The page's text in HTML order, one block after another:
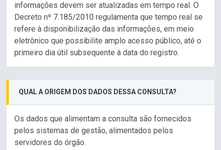
informações devem ser atualizadas em tempo real. O
Decreto nº 7.185/2010 regulamenta que tempo real se
refere à disponibilização das informações, em meio
eletrônico que possibilite amplo acesso público, até o
primeiro dia útil subsequente à data do registro.
QUAL A ORIGEM DOS DADOS DESSA CONSULTA?
Os dados que alimentam a consulta são fornecidos
pelos sistemas de gestão, alimentados pelos
servidores do órgão.